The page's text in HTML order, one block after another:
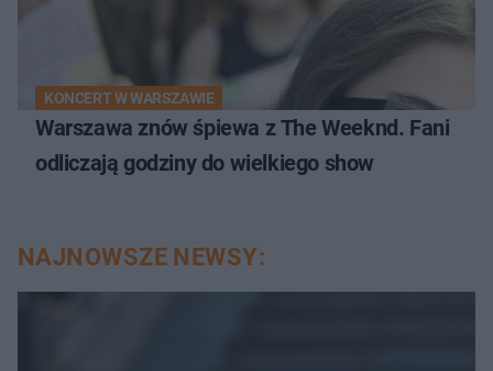
KONCERT W WARSZAWIE
Warszawa znów śpiewa z The Weeknd. Fani
odliczają godziny do wielkiego show
NAJNOWSZE NEWSY: